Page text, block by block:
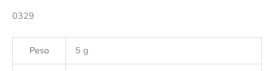
0329
Peso 5 g